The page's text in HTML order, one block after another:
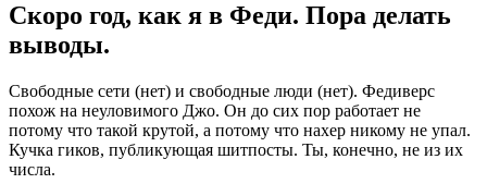
Скоро год, как я в Феди. Пора делать
выводы.
Свободные сети (нет) и свободные люди (нет). Федиверс
похож на неуловимого Джо. Он до сих пор работает не
потому что такой крутой, а потому что нахер никому не упал.
Кучка гиков, публикующая шитпосты. Ты, конечно, не из их
числа.